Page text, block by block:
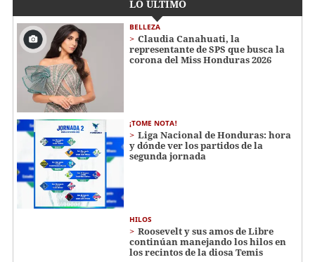
LO ÚLTIMO
BELLEZA
Claudia Canahuati, la
representante de SPS que busca la
corona del Miss Honduras 2026
¡TOME NOTA!
Liga Nacional de Honduras: hora
y dónde ver los partidos de la
segunda jornada
HILOS
Roosevelt y sus amos de Libre
continúan manejando los hilos en
los recintos de la diosa Temis